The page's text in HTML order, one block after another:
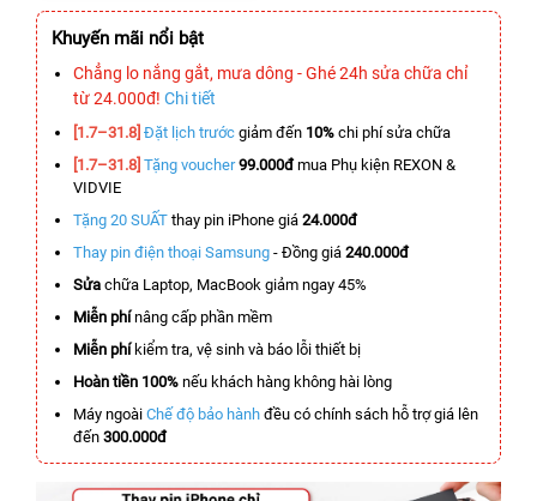
Khuyến mãi nổi bật
Chẳng lo nắng gắt, mưa dông - Ghé 24h sửa chữa chỉ
từ 24.000đ! Chi tiết
[1.7–31.8] Đặt lịch trước giảm đến 10% chi phí sửa chữa
[1.7–31.8] Tặng voucher 99.000đmua Phụ kiện REXON &
VIDVIE
Tặng 20 SUẤT thay pin iPhone giá 24.000đ
Thay pin điện thoại Samsung - Đồng giá 240.000đ
Sửa chữa Laptop, MacBook giảm ngay 45%
Miễn phínâng cấp phần mềm
Miễn phíkiểm tra, vệ sinh và báo lỗi thiết bị
Hoàn tiền 100% nếu khách hàng không hài lòng
Máy ngoài Chế độ bảo hành đều có chính sách hỗ trợ giá lên
đến 300.000đ